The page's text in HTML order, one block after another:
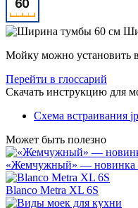
Мойку можно установить
Перейти в глоссарий
Скачать инструкцию для
Схема встраивания
Может быть полезно
«Жемчужный» — новинка
Blanco Metra XL 6S